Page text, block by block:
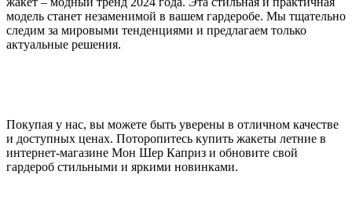
модель станет незаменимой в вашем гардеробе. Мы тщательно
следим за мировыми тенденциями и предлагаем только
актуальные решения.
Покупая у нас, вы можете быть уверены в отличном качестве
и доступных ценах. Поторопитесь купить жакеты летние в
интернет-магазине Мон Шер Каприз и обновите свой
гардероб стильными и яркими новинками.